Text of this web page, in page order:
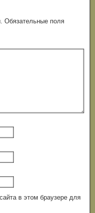
Обязательные поля
в этом браузере для